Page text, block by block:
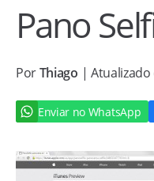
Pano
PorThiago |
Enviar no WhatsApp